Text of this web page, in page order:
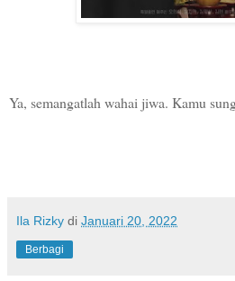
Ya, semangatlah wahai jiwa. Kamu
Ila Rizky di Januari 20, 2022
Berbagi